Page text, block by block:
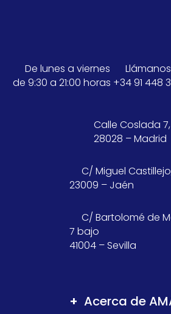
De lunes a viernes
de 9:30 a 21:00 horas
Llámanos
+34 91 448
Calle Coslada
28028 – Madrid
C/ Miguel
23009 – Jaén
C/ Bartolomé de
7 bajo
41004 – Sevilla
Acerca de